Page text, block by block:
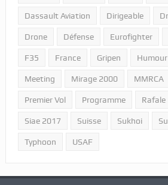
Dassault Aviation Dirigeable
Drone Défense Eurofighter
F35 France Gripen Humour
Meeting Mirage 2000 MMRCA
Premier Vol Programme Rafale
Siae 2017 Suisse Sukhoi
Typhoon USAF